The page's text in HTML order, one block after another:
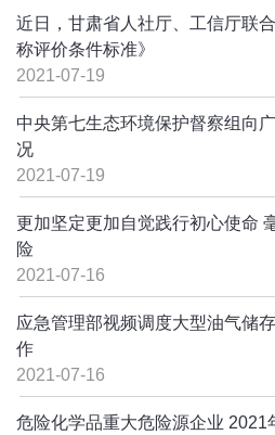
近日，甘肃省人社厅、工信厅联
称评价条件标准》
2021-07-19
中央第七生态环境保护督察组向
况
2021-07-19
更加坚定更加自觉践行初心使命
险
2021-07-16
应急管理部视频调度大型油气储
作
2021-07-16
危险化学品重大危险源企业 2021